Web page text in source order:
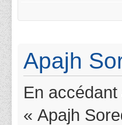
Apajh
En
« Apajh